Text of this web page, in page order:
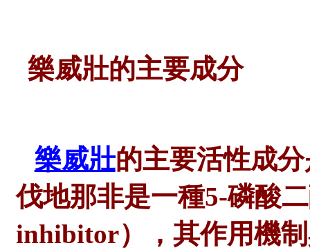
樂威壯的主要成分
樂威壯的主要活性成
伐地那非是一種5-磷酸
inhibitor），其作用機